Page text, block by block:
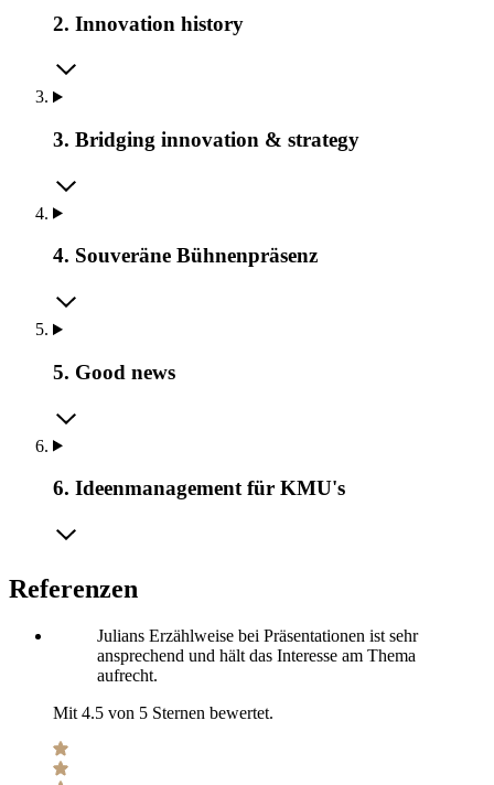
2. Innovation history
3. Bridging innovation & strategy
4. Souveräne Bühnenpräsenz
5. Good news
6. Ideenmanagement für KMU's
Referenzen
Julians Erzählweise bei Präsentationen ist sehr
ansprechend und hält das Interesse am Thema
aufrecht.
Mit 4.5 von 5 Sternen bewertet.